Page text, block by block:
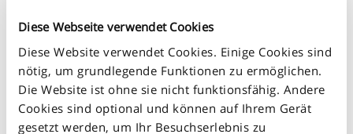
Diese Webseite verwendet Cookies
Diese Website verwendet Cookies. Einige Cookies sind
nötig, um grundlegende Funktionen zu ermöglichen.
Die Website ist ohne sie nicht funktionsfähig. Andere
Cookies sind optional und können auf Ihrem Gerät
gesetzt werden, um Ihr Besuchserlebnis zu